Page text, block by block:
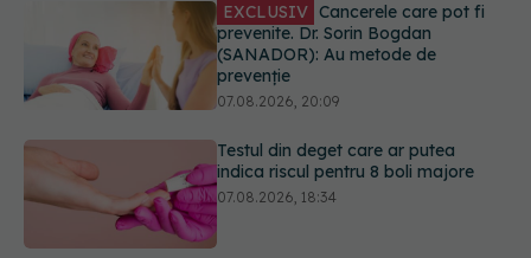
EXCLUSIV Cancerele care pot fi
prevenite. Dr. Sorin Bogdan
(SANADOR): Au metode de
prevenție
07.08.2026, 20:09
Testul din deget care ar putea
indica riscul pentru 8 boli majore
07.08.2026, 18:34